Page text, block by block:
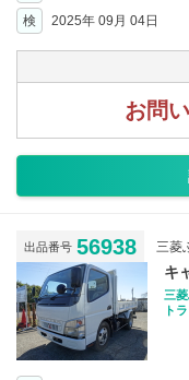
検
2025年 09月 04日
お問
出品番号 56938 三菱
キ
三
ト